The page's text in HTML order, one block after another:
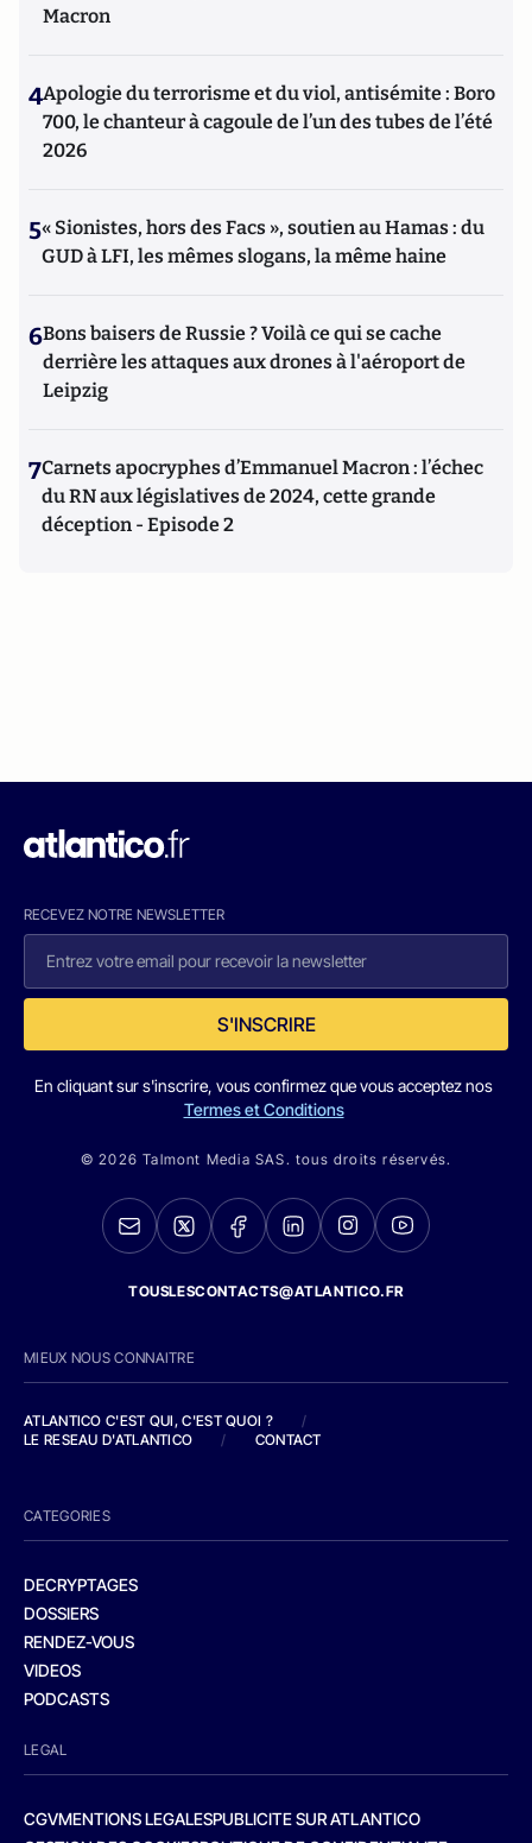
Macron
4Apologie du terrorisme et du viol, antisémite : Boro
700, le chanteur à cagoule de l’un des tubes de l’été
2026
5« Sionistes, hors des Facs », soutien au Hamas : du
GUD à LFI, les mêmes slogans, la même haine
6Bons baisers de Russie ? Voilà ce qui se cache
derrière les attaques aux drones à l'aéroport de
Leipzig
7Carnets apocryphes d’Emmanuel Macron : l’échec
du RN aux législatives de 2024, cette grande
déception - Episode 2
RECEVEZ NOTRE NEWSLETTER
S'INSCRIRE
En cliquant sur s'inscrire, vous confirmez que vous acceptez nos
Termes et Conditions
© 2026 Talmont Media SAS. tous droits réservés.
TOUSLESCONTACTS@ATLANTICO.FR
MIEUX NOUS CONNAITRE
ATLANTICO C'EST QUI, C'EST QUOI ?
/
LE RESEAU D'ATLANTICO
/ CONTACT
CATEGORIES
DECRYPTAGES
DOSSIERS
RENDEZ-VOUS
VIDEOS
PODCASTS
LEGAL
CGVMENTIONS LEGALESPUBLICITE SUR ATLANTICO